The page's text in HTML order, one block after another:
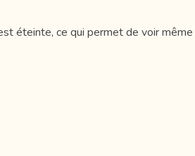
éteinte, ce qui permet de voir